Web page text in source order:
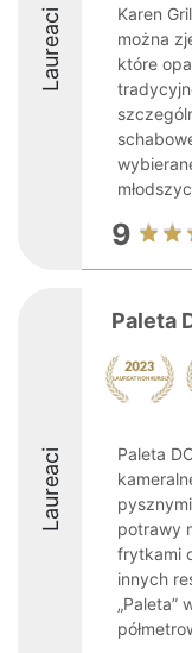
Laureaci
Karen
można
które
9
Laureaci
Paleta
Paleta
potrawy
frytkami
innych
„Paleta”